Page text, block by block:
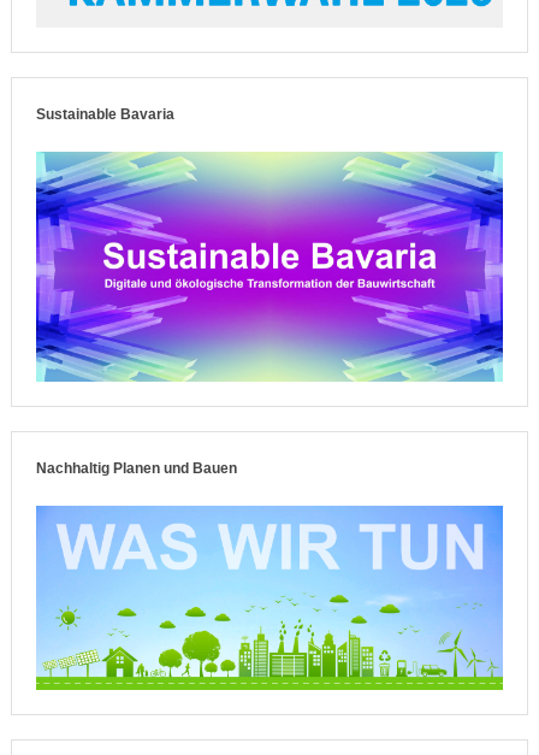
Sustainable Bavaria
Nachhaltig Planen und Bauen